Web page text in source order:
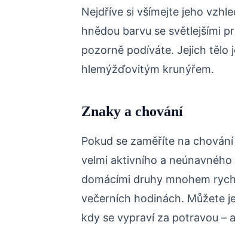
Nejdříve si všímejte jeho
hnědou barvu se světlejšími
pozorně podíváte. Jejich tělo
hlemýžďovitým krunýřem.
Znaky a chování
Pokud se zaměříte na
velmi aktivního a
domácími druhy mnohem
večerních hodinách. Můžete
kdy se vypraví za potravou –